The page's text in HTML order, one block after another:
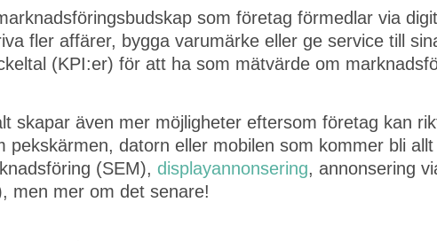
som företag förmedlar via
fler affärer, bygga varumärke eller ge service till
(KPI:er) för att ha som mätvärde om
skapar även mer möjligheter eftersom företag kan
pekskärmen, datorn eller mobilen som kommer bli
(SEM), displayannonsering, annonsering
men mer om det senare!